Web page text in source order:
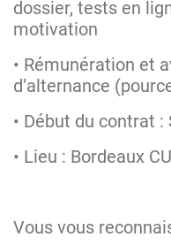
dossier, tests en
motivation
• Rémunération et
d’alternance
• Début du contrat
• Lieu : Bordeaux
Vous vous